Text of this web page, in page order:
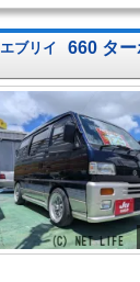
エブリイ 660 タ